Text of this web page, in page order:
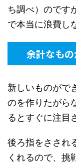
ち調べ）のです
で本当に浪費し
余計なも
新しいものがで
のを作りたがら
るとすぐに注目
後ろ指をさされ
くれるので、挑